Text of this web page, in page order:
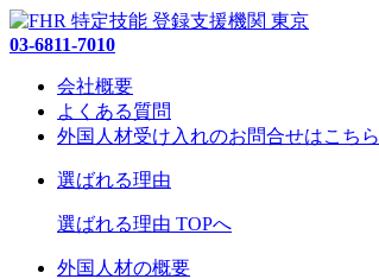
03-6811-7010
会社概要
よくある質問
外国人材受け入れのお問合せはこちら
選ばれる理由
選ばれる理由 TOPへ
外国人材の概要